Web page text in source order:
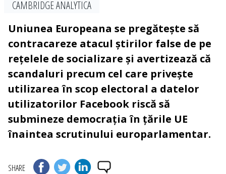
CAMBRIDGE ANALYTICA
Uniunea Europeana se pregătește să
contracareze atacul știrilor false de pe
rețelele de socializare și avertizează că
scandaluri precum cel care privește
utilizarea în scop electoral a datelor
utilizatorilor Facebook riscă să
submineze democrația în țările UE
înaintea scrutinului europarlamentar.
SHARE